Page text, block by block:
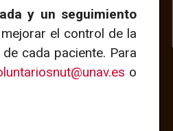
y un seguimiento
el control de la
cada paciente. Para
o